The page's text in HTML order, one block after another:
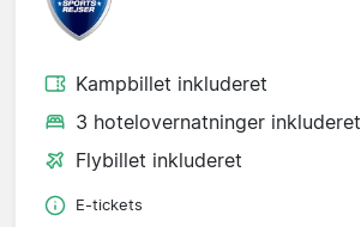
Kampbillet inkluderet
3 hotelovernatninger inkluderet
Flybillet inkluderet
E-tickets